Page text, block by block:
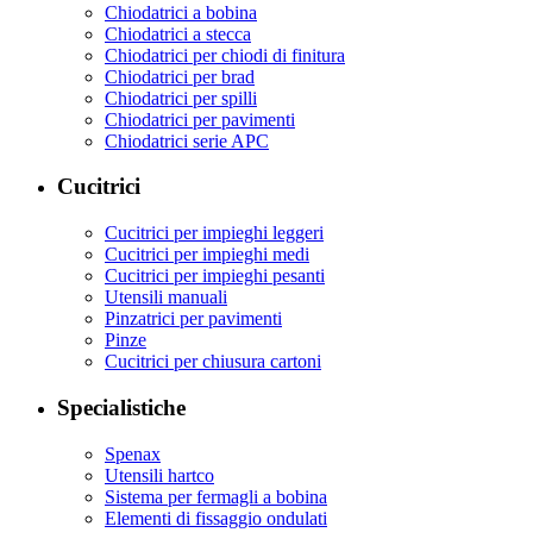
Chiodatrici a bobina
Chiodatrici a stecca
Chiodatrici per chiodi di finitura
Chiodatrici per brad
Chiodatrici per spilli
Chiodatrici per pavimenti
Chiodatrici serie APC
Cucitrici
Cucitrici per impieghi leggeri
Cucitrici per impieghi medi
Cucitrici per impieghi pesanti
Utensili manuali
Pinzatrici per pavimenti
Pinze
Cucitrici per chiusura cartoni
Specialistiche
Spenax
Utensili hartco
Sistema per fermagli a bobina
Elementi di fissaggio ondulati